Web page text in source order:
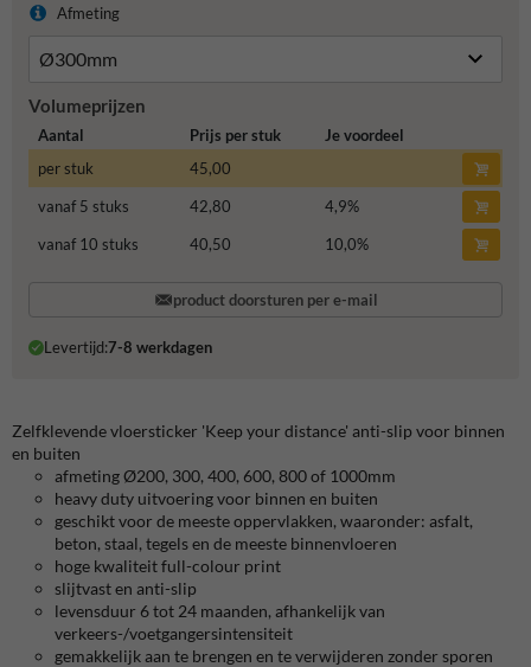
Afmeting
Volumeprijzen
Aantal Prijs per stuk
Je voordeel
per stuk
45,00
vanaf 5 stuks
42,80 4,9%
vanaf 10 stuks
40,50 10,0%
product doorsturen per e-mail
Levertijd:7-8 werkdagen
Zelfklevende vloersticker 'Keep your distance' anti-slip voor binnen
en buiten
afmeting Ø200, 300, 400, 600, 800 of 1000mm
heavy duty uitvoering voor binnen en buiten
geschikt voor de meeste oppervlakken, waaronder: asfalt,
beton, staal, tegels en de meeste binnenvloeren
hoge kwaliteit full-colour print
slijtvast en anti-slip
levensduur 6 tot 24 maanden, afhankelijk van
verkeers-/voetgangersintensiteit
gemakkelijk aan te brengen en te verwijderen zonder sporen